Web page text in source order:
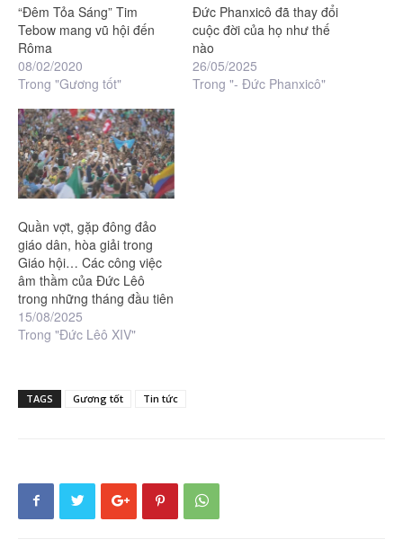
“Đêm Tỏa Sáng” Tim
Tebow mang vũ hội đến
Rôma
08/02/2020
Trong "Gương tốt"
Đức Phanxicô đã thay đổi
cuộc đời của họ như thế
nào
26/05/2025
Trong "- Đức Phanxicô"
Quần vợt, gặp đông đảo
giáo dân, hòa giải trong
Giáo hội… Các công việc
âm thầm của Đức Lêô
trong những tháng đầu tiên
15/08/2025
Trong "Đức Lêô XIV"
TAGS Gương tốt Tin tức